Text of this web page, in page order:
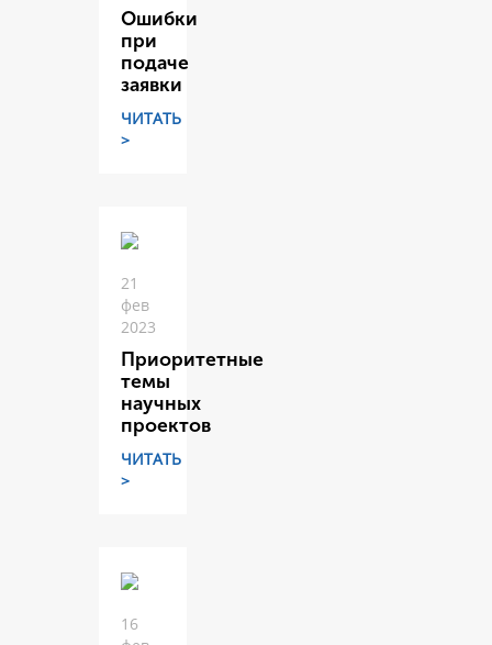
Ошибки
при
подаче
заявки
ЧИТАТЬ
>
21
фев
2023
Приоритетные
темы
научных
проектов
ЧИТАТЬ
>
16